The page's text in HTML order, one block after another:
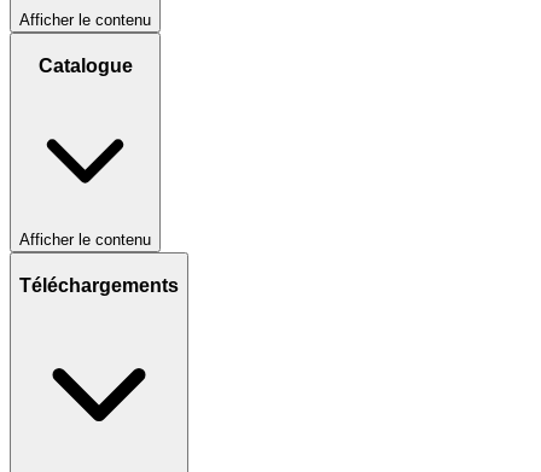
Afficher le contenu
Catalogue
Afficher le contenu
Téléchargements